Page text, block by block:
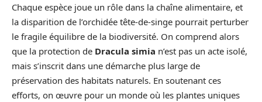
Chaque espèce joue un rôle dans la chaîne alimentaire, et
la disparition de l’orchidée tête-de-singe pourrait perturber
le fragile équilibre de la biodiversité. On comprend alors
que la protection de Dracula simia n’est pas un acte isolé,
mais s’inscrit dans une démarche plus large de
préservation des habitats naturels. En soutenant ces
efforts, on œuvre pour un monde où les plantes uniques